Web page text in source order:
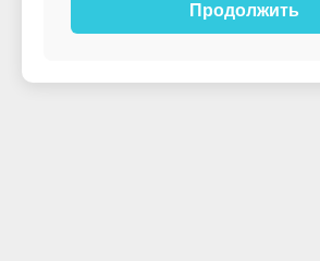
Продолжить